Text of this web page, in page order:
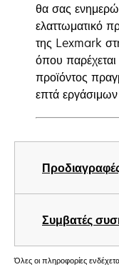
Συμβατές
θα σας
ελαττωματικό
της Lexmark
όπου
προϊόντος
επτά
Όλες οι πληροφορίες